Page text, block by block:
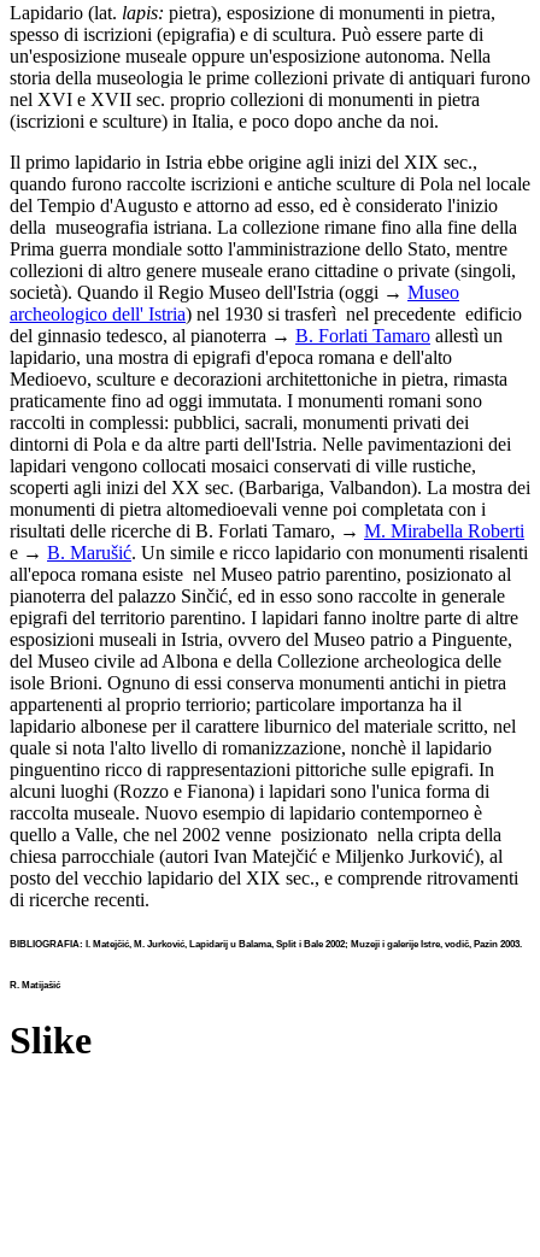
Lapidario (lat. lapis: pietra), esposizione di monumenti in pietra,
spesso di iscrizioni (epigrafia) e di scultura. Può essere parte di
un'esposizione museale oppure un'esposizione autonoma. Nella
storia della museologia le prime collezioni private di antiquari furono
nel XVI e XVII sec. proprio collezioni di monumenti in pietra
(iscrizioni e sculture) in Italia, e poco dopo anche da noi.
Il primo lapidario in Istria ebbe origine agli inizi del XIX sec.,
quando furono raccolte iscrizioni e antiche sculture di Pola nel locale
del Tempio d'Augusto e attorno ad esso, ed è considerato l'inizio
della museografia istriana. La collezione rimane fino alla fine della
Prima guerra mondiale sotto l'amministrazione dello Stato, mentre
collezioni di altro genere museale erano cittadine o private (singoli,
società). Quando il Regio Museo dell'Istria (oggi → Museo
archeologico dell' Istria) nel 1930 si trasferì nel precedente edificio
del ginnasio tedesco, al pianoterra → B. Forlati Tamaro allestì un
lapidario, una mostra di epigrafi d'epoca romana e dell'alto
Medioevo, sculture e decorazioni architettoniche in pietra, rimasta
praticamente fino ad oggi immutata. I monumenti romani sono
raccolti in complessi: pubblici, sacrali, monumenti privati dei
dintorni di Pola e da altre parti dell'Istria. Nelle pavimentazioni dei
lapidari vengono collocati mosaici conservati di ville rustiche,
scoperti agli inizi del XX sec. (Barbariga, Valbandon). La mostra dei
monumenti di pietra altomedioevali venne poi completata con i
risultati delle ricerche di B. Forlati Tamaro, → M. Mirabella Roberti
e → B. Marušić. Un simile e ricco lapidario con monumenti risalenti
all'epoca romana esiste nel Museo patrio parentino, posizionato al
pianoterra del palazzo Sinčić, ed in esso sono raccolte in generale
epigrafi del territorio parentino. I lapidari fanno inoltre parte di altre
esposizioni museali in Istria, ovvero del Museo patrio a Pinguente,
del Museo civile ad Albona e della Collezione archeologica delle
isole Brioni. Ognuno di essi conserva monumenti antichi in pietra
appartenenti al proprio terriorio; particolare importanza ha il
lapidario albonese per il carattere liburnico del materiale scritto, nel
quale si nota l'alto livello di romanizzazione, nonchè il lapidario
pinguentino ricco di rappresentazioni pittoriche sulle epigrafi. In
alcuni luoghi (Rozzo e Fianona) i lapidari sono l'unica forma di
raccolta museale. Nuovo esempio di lapidario contemporneo è
quello a Valle, che nel 2002 venne posizionato nella cripta della
chiesa parrocchiale (autori Ivan Matejčić e Miljenko Jurković), al
posto del vecchio lapidario del XIX sec., e comprende ritrovamenti
di ricerche recenti.
BIBLIOGRAFIA: I. Matejčić, M. Jurković, Lapidarij u Balama, Split i Bale 2002; Muzeji i galerije Istre, vodič, Pazin 2003.
R. Matijašić
Slike